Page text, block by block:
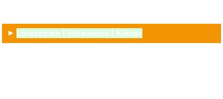
Lorazepam | intravenös | Kinder